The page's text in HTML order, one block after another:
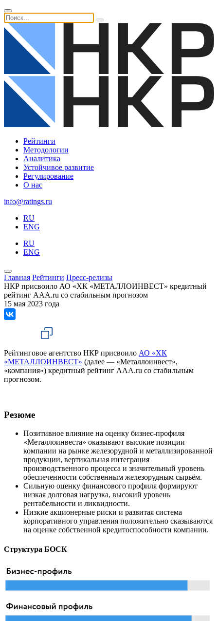
Рейтинги
Методологии
Аналитика
Устойчивое развитие
Регулирование
О нас
info@ratings.ru
RU
ENG
RU
ENG
Главная Рейтинги Пресс-релизы
НКР присвоило АО «ХК «МЕТАЛЛОИНВЕСТ» кредитный
рейтинг AAA.ru со стабильным прогнозом
15 мая 2023 года
Рейтинговое агентство НКР присвоило АО «ХК
«МЕТАЛЛОИНВЕСТ» (далее — «Металлоинвест»,
«компания») кредитный рейтинг AAA.ru со стабильным
прогнозом.
Резюме
Позитивное влияние на оценку бизнес-профиля
«Металлоинвеста» оказывают высокие позиции
компании на рынке железорудной и металлизированной
продукции, вертикальная интеграция
производственного процесса и значительный уровень
обеспеченности собственным железорудным сырьём.
Сильную оценку финансового профиля формируют
низкая долговая нагрузка, высокий уровень
рентабельности и ликвидности.
Низкие акционерные риски и развитая система
корпоративного управления положительно сказываются
на оценке собственной кредитоспособности компании.
Структура БОСК